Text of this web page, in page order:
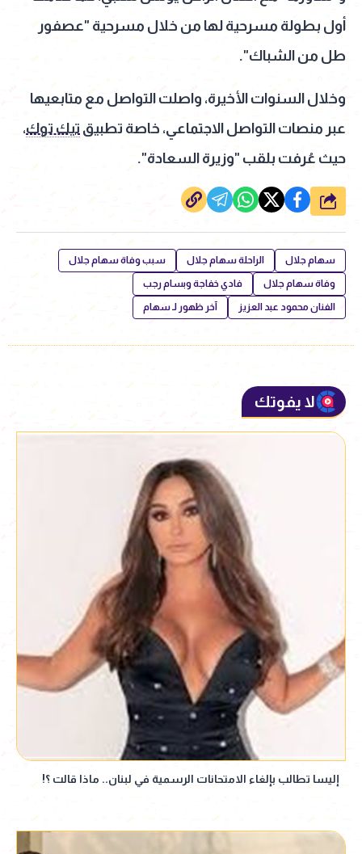
أول بطولة مسرحية لها من خلال مسرحية "عصفور
طل من الشباك".
وخلال السنوات الأخيرة، واصلت التواصل مع متابعيها
عبر منصات التواصل الاجتماعي، خاصة تطبيق تيك توك،
حيث عُرفت بلقب "وزيرة السعادة".
شارك
سهام جلال الراحلة سهام جلال سبب وفاة سهام جلال
وفاة سهام جلال فادي خفاجة وبسام رجب
الفنان محمود عبد العزيز آخر ظهور لـ سهام
لا يفوتك
إليسا تطالب بإلغاء الامتحانات الرسمية في لبنان.. ماذا قالت ؟!